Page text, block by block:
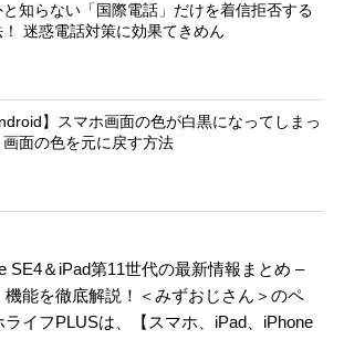
と知らない「国際電話」だけを着信拒否する
迷惑電話対策に効果てきめん
】スマホ画面の色が白黒になってしまっ
画面の色を元に戻す方法
SE4＆iPad第11世代の最新情報まとめ –
能を徹底解説！＜みずおじさん＞のペ
イフPLUSは、【 スマホ iPad
iPhone